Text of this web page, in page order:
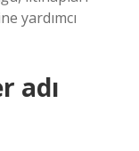
yardımcı
adı